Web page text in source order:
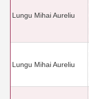
Lungu Mihai Aureliu
Lungu Mihai Aureliu